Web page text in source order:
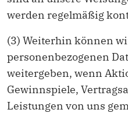
werden regelmäßig
(3) Weiterhin können
personenbezogenen
weitergeben, wenn
Gewinnspiele,
Leistungen von uns